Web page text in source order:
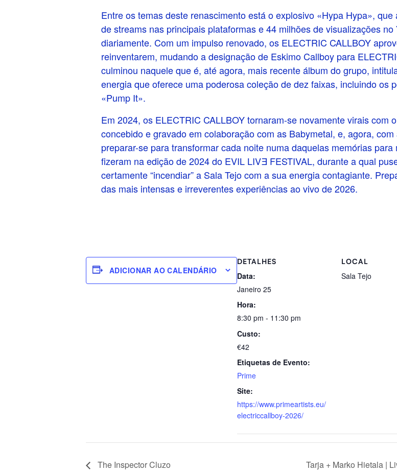
Entre os temas deste renascimento está o explosivo «Hypa Hypa»,
de streams nas principais plataformas e 44 milhões de visualizações
diariamente. Com um impulso renovado, os ELECTRIC CALLBOY
reinventarem, mudando a designação de Eskimo Callboy para
culminou naquele que é, até agora, mais recente álbum do grupo,
energia que oferece uma poderosa coleção de dez faixas, incluindo os
«Pump It».
Em 2024, os ELECTRIC CALLBOY tornaram-se novamente virais com
concebido e gravado em colaboração com as Babymetal, e, agora,
preparar-se para transformar cada noite numa daquelas memórias
fizeram na edição de 2024 do EVIL LIVƎ FESTIVAL, durante a qual
certamente “incendiar” a Sala Tejo com a sua energia contagiante.
das mais intensas e irreverentes experiências ao vivo de 2026.
ADICIONAR AO CALENDÁRIO
DETALHES
Data:
Janeiro 25
Hora:
8:30 pm - 11:30 pm
Custo:
€42
Etiquetas de Evento:
Prime
Site:
https://www.primeartists.eu/
electriccallboy-2026/
LOCAL
Sala Tejo
The Inspector Cluzo Tarja + Marko Hietala |